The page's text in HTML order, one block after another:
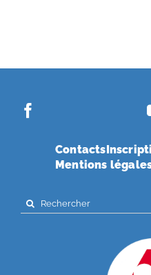
Contacts
Mentions
Search
for: